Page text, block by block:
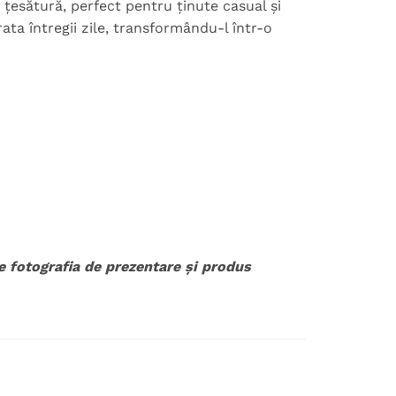
perfect pentru ținute casual și
întregii zile, transformându-l într-o
fotografia de prezentare și produs